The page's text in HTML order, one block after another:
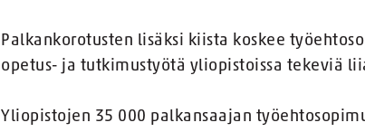
Palkankorotusten lisäksi kiista koskee
opetus- ja tutkimustyötä yliopistoissa tekeviä
Yliopistojen 35 000 palkansaajan